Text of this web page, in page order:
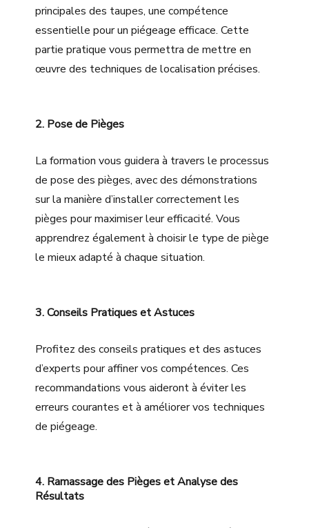
principales des taupes, une compétence
essentielle pour un piégeage efficace. Cette
partie pratique vous permettra de mettre en
œuvre des techniques de localisation précises.
2. Pose de Pièges
La formation vous guidera à travers le processus
de pose des pièges, avec des démonstrations
sur la manière d’installer correctement les
pièges pour maximiser leur efficacité. Vous
apprendrez également à choisir le type de piège
le mieux adapté à chaque situation.
3. Conseils Pratiques et Astuces
Profitez des conseils pratiques et des astuces
d’experts pour affiner vos compétences. Ces
recommandations vous aideront à éviter les
erreurs courantes et à améliorer vos techniques
de piégeage.
4. Ramassage des Pièges et Analyse des
Résultats